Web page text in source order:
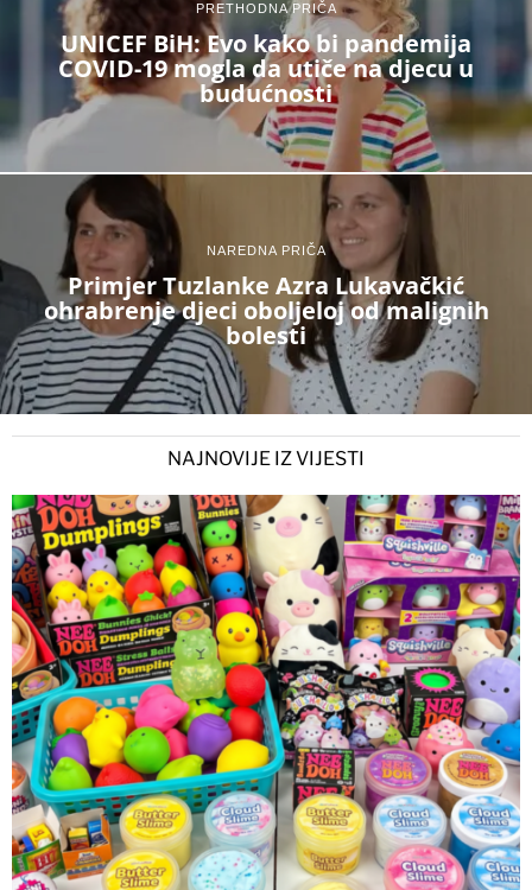
PRETHODNA PRIČA
UNICEF BiH: Evo kako bi pandemija
COVID-19 mogla da utiče na djecu u
budućnosti
NAREDNA PRIČA
Primjer Tuzlanke Azra Lukavačkić
ohrabrenje djeci oboljeloj od malignih
bolesti
NAJNOVIJE IZ VIJESTI